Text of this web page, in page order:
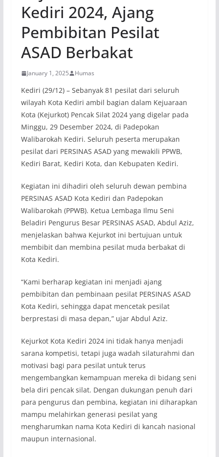
Kediri 2024, Ajang
Pembibitan Pesilat
ASAD Berbakat
January 1, 2025 Humas
Kediri (29/12) – Sebanyak 81 pesilat dari seluruh
wilayah Kota Kediri ambil bagian dalam Kejuaraan
Kota (Kejurkot) Pencak Silat 2024 yang digelar pada
Minggu, 29 Desember 2024, di Padepokan
Walibarokah Kediri. Seluruh peserta merupakan
pesilat dari PERSINAS ASAD yang mewakili PPWB,
Kediri Barat, Kediri Kota, dan Kebupaten Kediri.
Kegiatan ini dihadiri oleh seluruh dewan pembina
PERSINAS ASAD Kota Kediri dan Padepokan
Walibarokah (PPWB). Ketua Lembaga Ilmu Seni
Beladiri Pengurus Besar PERSINAS ASAD, Abdul Aziz,
menjelaskan bahwa Kejurkot ini bertujuan untuk
membibit dan membina pesilat muda berbakat di
Kota Kediri.
“Kami berharap kegiatan ini menjadi ajang
pembibitan dan pembinaan pesilat PERSINAS ASAD
Kota Kediri, sehingga dapat mencetak pesilat
berprestasi di masa depan,” ujar Abdul Aziz.
Kejurkot Kota Kediri 2024 ini tidak hanya menjadi
sarana kompetisi, tetapi juga wadah silaturahmi dan
motivasi bagi para pesilat untuk terus
mengembangkan kemampuan mereka di bidang seni
bela diri pencak silat. Dengan dukungan penuh dari
para pengurus dan pembina, kegiatan ini diharapkan
mampu melahirkan generasi pesilat yang
mengharumkan nama Kota Kediri di kancah nasional
maupun internasional.